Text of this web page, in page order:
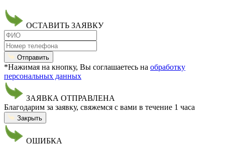
ОСТАВИТЬ ЗАЯВКУ
Отправить
*Нажимая на кнопку, Вы соглашаетесь на обработку
персональных данных
ЗАЯВКА ОТПРАВЛЕНА
Благодарим за заявку, свяжемся с вами в течение 1 часа
Закрыть
ОШИБКА